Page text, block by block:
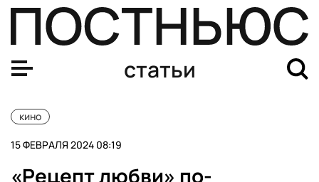
статьи
кино
15 ФЕВРАЛЯ 2024 08:19
«Рецепт любви» по-
Джеки Чан. Биография, семья, жизнь, «Каратэ-пацан»